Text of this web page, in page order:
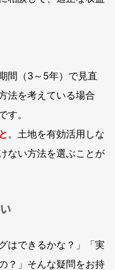
間（3～5年）で見直
法を考えている場合
す。
。土地を有効活用しな
ない方法を選ぶことが
はできるかな？」「実
？」そんな疑問をお持